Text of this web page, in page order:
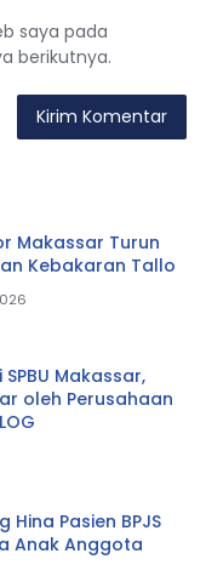
saya pada
berikutnya.
Makassar Turun
Kebakaran Tallo
Makassar,
oleh Perusahaan
Pasien BPJS
Anak Anggota